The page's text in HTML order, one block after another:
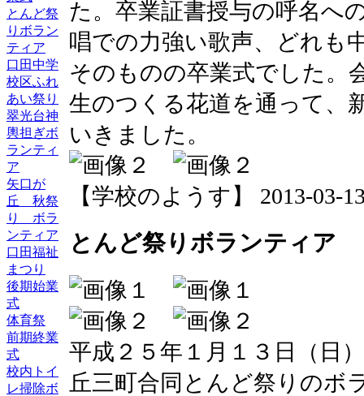
とんど祭
りボラン
ティア
口田中学
校区ふれ
あい祭り
翠光台神
輿担ぎボ
ランティ
ア
矢口が
丘 秋祭
り ボラ
ンティア
口田福祉
まつり
後期始業
式
体育祭
前期終業
式
校内トイ
レ掃除ボ
た。卒業証書授与の呼名へ
唱での力強い歌声、どれも
そのものの卒業式でした。
生のつくる花道を通って、
いきました。
【学校のようす】 2013-03-
とんど祭りボランティア
平成２５年１月１３日（日
丘三町合同とんど祭りのボ